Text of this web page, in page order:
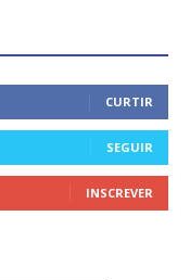
CURTIR
SEGUIR
INSCREVER